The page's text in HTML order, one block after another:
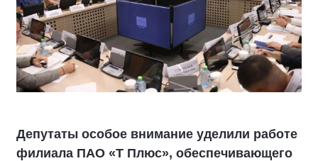
Депутаты особое внимание уделили работе
филиала ПАО «Т Плюс», обеспечивающего